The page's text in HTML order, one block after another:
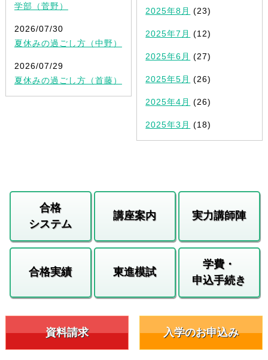
学部（菅野）
2026/07/30
夏休みの過ごし方（中野）
2026/07/29
夏休みの過ごし方（首藤）
2025年8月 (23)
2025年7月 (12)
2025年6月 (27)
2025年5月 (26)
2025年4月 (26)
2025年3月 (18)
合格
システム
講座案内 実力講師陣
合格実績 東進模試
学費・
申込手続き
資料請求 入学のお申込み